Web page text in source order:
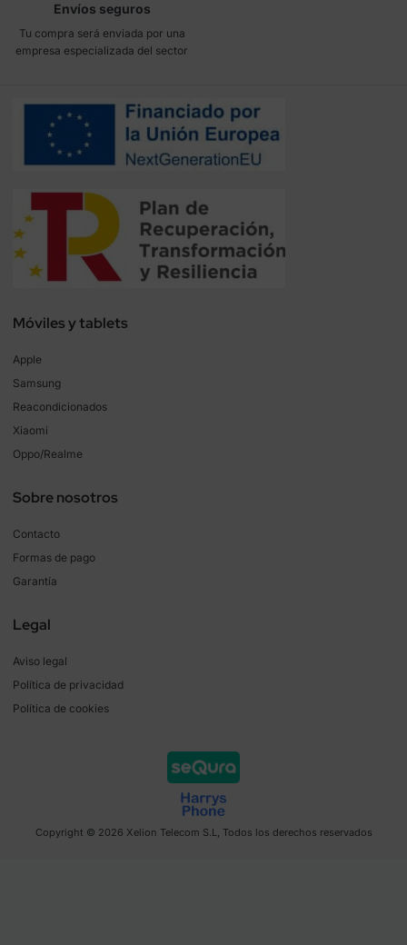
Envíos seguros
Tu compra será enviada por una
empresa especializada del sector
Móviles y tablets
Apple
Samsung
Reacondicionados
Xiaomi
Oppo/Realme
Sobre nosotros
Contacto
Formas de pago
Garantía
Legal
Aviso legal
Política de privacidad
Política de cookies
Copyright © 2026 Xelion Telecom S.L, Todos los derechos reservados